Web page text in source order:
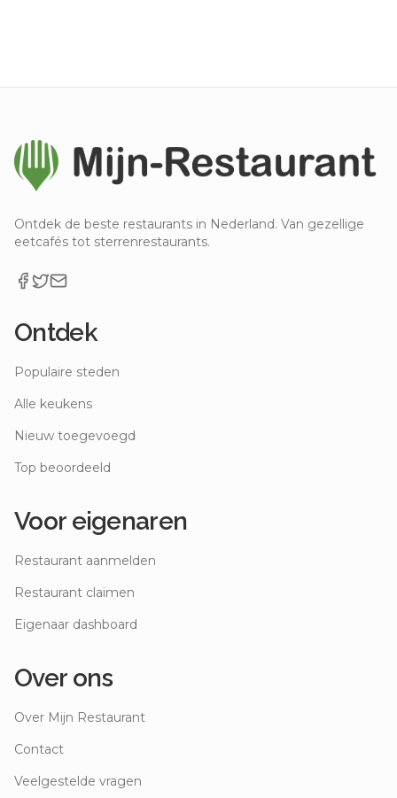
Ontdek de beste restaurants in Nederland. Van gezellige
eetcafés tot sterrenrestaurants.
Ontdek
Populaire steden
Alle keukens
Nieuw toegevoegd
Top beoordeeld
Voor eigenaren
Restaurant aanmelden
Restaurant claimen
Eigenaar dashboard
Over ons
Over Mijn Restaurant
Contact
Veelgestelde vragen